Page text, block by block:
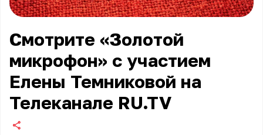
Смотрите «Золотой
микрофон» с участием
Елены Темниковой на
Телеканале RU.TV